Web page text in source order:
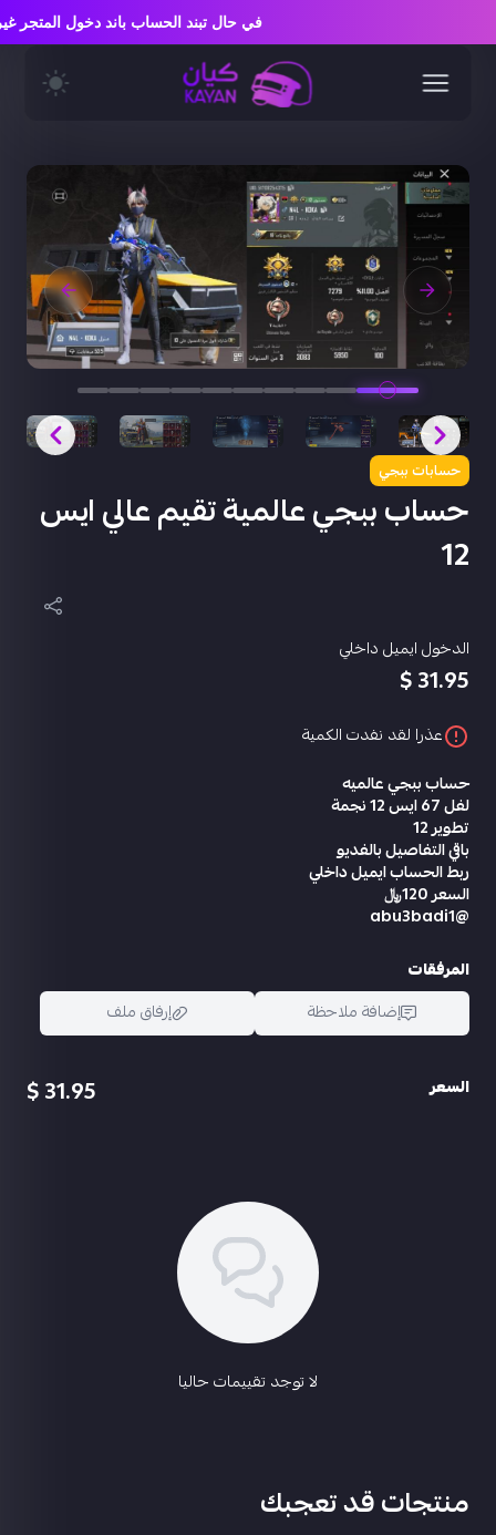
حسابات ببجي
حساب ببجي عالمية تقيم عالي ايس
12
الدخول ايميل داخلي
31.95 $
عذرا لقد نفدت الكمية
حساب ببجي عالميه
لفل 67 ايس 12 نجمة
تطوير 12
باقي التفاصيل بالفديو
ربط الحساب ايميل داخلي
السعر 120﷼
@abu3badi1
المرفقات
إضافة ملاحظة
إرفاق ملف
السعر 31.95 $
لا توجد تقييمات حاليا
منتجات قد تعجبك
في حال تبند الحساب باند دخول